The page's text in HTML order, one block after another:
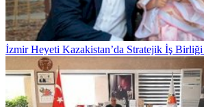
İzmir Heyeti Kazakistan’da Stratejik İş